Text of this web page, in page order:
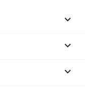


